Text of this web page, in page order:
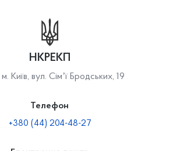
НКРЕКП
Київ, вул. Сімʼї Бродських, 19
Телефон
+380 (44) 204-48-27